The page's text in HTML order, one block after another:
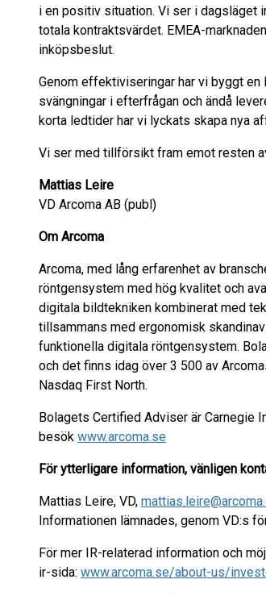
i en positiv situation. Vi ser i dagsläget
totala kontraktsvärdet. EMEA-
inköpsbeslut.
Genom effektiviseringar har vi byggt en
svängningar i efterfrågan och ändå
korta ledtider har vi lyckats skapa nya
Vi ser med tillförsikt fram emot resten
Mattias Leire
VD Arcoma AB (publ)
Om Arcoma
Arcoma, med lång erfarenhet av
röntgensystem med hög kvalitet och
digitala bildtekniken kombinerat med
tillsammans med ergonomisk
funktionella digitala röntgensystem.
och det finns idag över 3 500 av
Nasdaq First North.
Bolagets Certified Adviser är Carnegie
besök www.arcoma.se
För ytterligare information, vänligen
Mattias Leire, VD,
Informationen lämnades, genom VD:s
För mer IR-relaterad information och
ir-sida: www.arcoma.se/about-us/